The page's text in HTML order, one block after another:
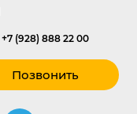
+7 (928) 888 22 00
Позвонить